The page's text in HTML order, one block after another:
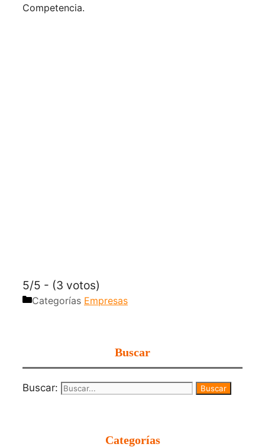
Competencia.
5/5 - (3 votos)
Categorías Empresas
Buscar
Buscar:
Categorías